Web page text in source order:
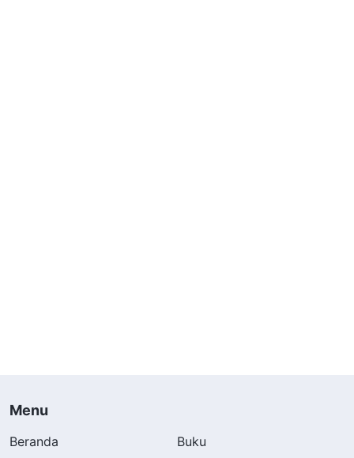
Menu
Beranda
Buku